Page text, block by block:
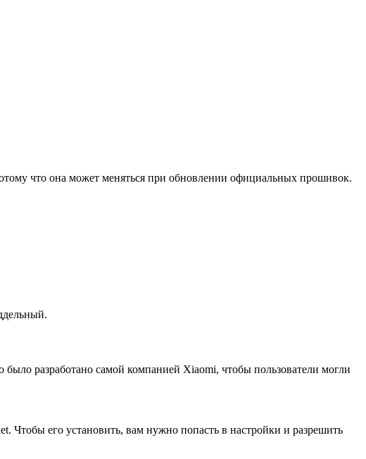
что она может меняться при обновлении официальных прошивок.
разработано самой компанией Xiaomi, чтобы пользователи могли
Чтобы его установить, вам нужно попасть в настройки и разрешить